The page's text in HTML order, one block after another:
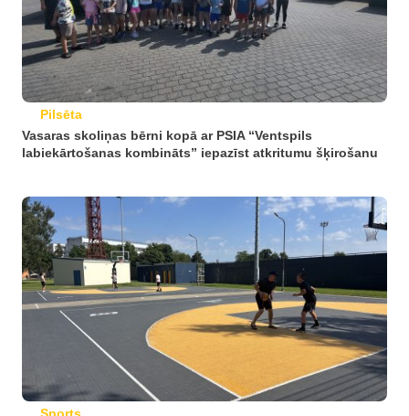
Pilsēta
Vasaras skoliņas bērni kopā ar PSIA “Ventspils
labiekārtošanas kombināts” iepazīst atkritumu šķirošanu